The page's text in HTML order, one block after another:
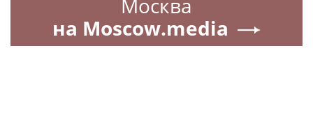
Москва
на Moscow.media